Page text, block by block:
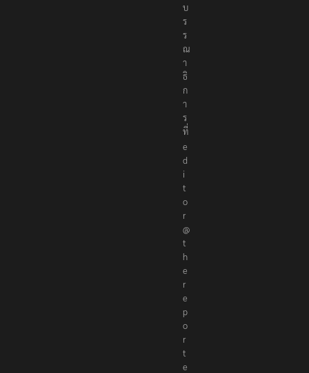
บ
ร
ร
ณ
า
ธิ
ก
า
ร
ที่
e
d
i
t
o
r
@
t
h
e
r
e
p
o
r
t
e